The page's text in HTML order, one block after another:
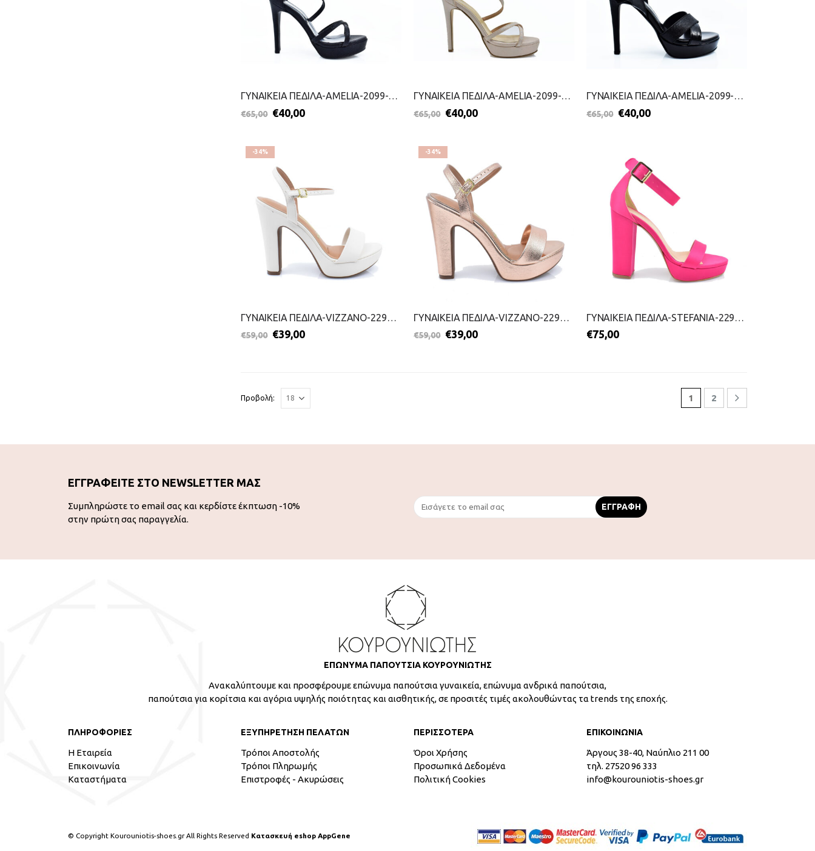
ΓΥΝΑΙΚΕΙΑ ΠΕΔΙΛΑ-AMELIA-2099-0260-ΜΑΥΡΟ
€65,00 €40,00
ΓΥΝΑΙΚΕΙΑ ΠΕΔΙΛΑ-AMELIA-2099-0260-ΜΠΕΖ
€65,00 €40,00
ΓΥΝΑΙΚΕΙΑ ΠΕΔΙΛΑ-AMELIA-2099-0669-ΜΑΥΡΟ
€65,00 €40,00
-34%
ΓΥΝΑΙΚΕΙΑ ΠΕΔΙΛΑ-VIZZANO-2299-0418-ΛΕΥΚΟ
€59,00 €39,00
-34%
ΓΥΝΑΙΚΕΙΑ ΠΕΔΙΛΑ-VIZZANO-2299-0418-ΧΑΛΚΟΣ
€59,00 €39,00
ΓΥΝΑΙΚΕΙΑ ΠΕΔΙΛΑ-STEFANIA-2299-0723-ΦΟΥΞΙΑ
€75,00
Προβολή: 1 2
ΕΓΓΡΑΦΕΙΤΕ ΣΤΟ NEWSLETTER ΜΑΣ
Συμπληρώστε το email σας και κερδίστε έκπτωση -10%
στην πρώτη σας παραγγελία.
ΕΠΩΝΥΜΑ ΠΑΠΟΥΤΣΙΑ ΚΟΥΡΟΥΝΙΩΤΗΣ
Ανακαλύπτουμε και προσφέρουμε επώνυμα παπούτσια γυναικεία, επώνυμα ανδρικά παπούτσια,
παπούτσια για κορίτσια και αγόρια υψηλής ποιότητας και αισθητικής, σε προσιτές τιμές ακολουθώντας τα trends της εποχής.
ΠΛΗΡΟΦΟΡΙΕΣ
Η Εταιρεία
Επικοινωνία
Καταστήματα
ΕΞΥΠΗΡΕΤΗΣΗ ΠΕΛΑΤΩΝ
Τρόποι Αποστολής
Τρόποι Πληρωμής
Επιστροφές - Ακυρώσεις
ΠΕΡΙΣΣΟΤΕΡΑ
Όροι Χρήσης
Προσωπικά Δεδομένα
Πολιτική Cookies
ΕΠΙΚΟΙΝΩΝΙΑ
Άργους 38-40, Ναύπλιο 211 00
τηλ. 27520 96 333
info@kourouniotis-shoes.gr
© Copyright Kourouniotis-shoes.gr All Rights Reserved Κατασκευή eshop AppGene